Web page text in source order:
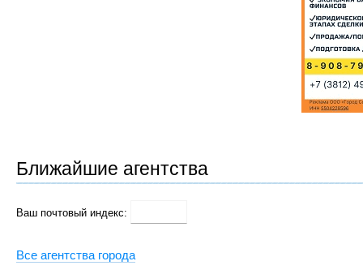
Ближайшие агентства
Ваш почтовый индекс:
Все агентства города